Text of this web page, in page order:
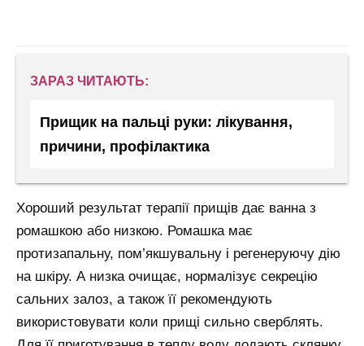
ЗАРАЗ ЧИТАЮТЬ:
Прищик на пальці руки: лікування,
причини, профілактика
Хороший результат терапії прищів дає ванна з
ромашкою або низкою. Ромашка має
протизапальну, пом’якшувальну і регенеруючу дію
на шкіру. А низка очищає, нормалізує секрецію
сальних залоз, а також її рекомендують
використовувати коли прищі сильно сверблять.